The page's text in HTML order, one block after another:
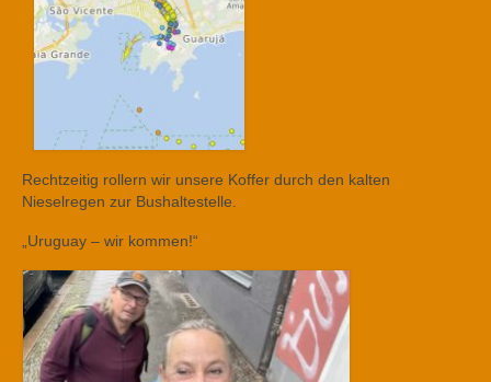
Rechtzeitig rollern wir unsere Koffer durch den kalten
Nieselregen zur Bushaltestelle.
„Uruguay – wir kommen!“